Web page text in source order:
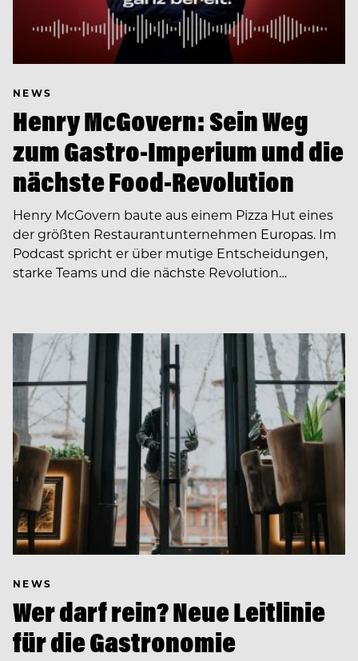
NEWS
Henry McGovern: Sein Weg
zum Gastro-Imperium und die
nächste Food-Revolution
Henry McGovern baute aus einem Pizza Hut eines
der größten Restaurantunternehmen Europas. Im
Podcast spricht er über mutige Entscheidungen,
starke Teams und die nächste Revolution…
NEWS
Wer darf rein? Neue Leitlinie
für die Gastronomie